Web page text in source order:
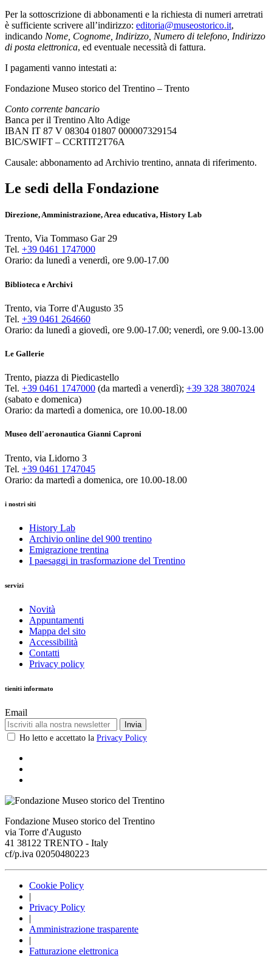
Per la sottoscrizione di abbonamenti e la richiesta di numeri arretrati
è sufficiente scrivere all’indirizzo: editoria@museostorico.it,
indicando Nome, Cognome, Indirizzo, Numero di telefono, Indirizzo
di posta elettronica, ed eventuale necessità di fattura.
I pagamenti vanno intestati a:
Fondazione Museo storico del Trentino – Trento
Conto corrente bancario
Banca per il Trentino Alto Adige
IBAN IT 87 V 08304 01807 000007329154
BIC/SWIFT – CCRTIT2T76A
Causale: abbonamento ad Archivio trentino, annata di riferimento.
Le sedi della Fondazione
Direzione, Amministrazione, Area educativa, History Lab
Trento, Via Tommaso Gar 29
Tel. +39 0461 1747000
Orario: da lunedì a venerdì, ore 9.00-17.00
Biblioteca e Archivi
Trento, via Torre d'Augusto 35
Tel. +39 0461 264660
Orario: da lunedì a giovedì, ore 9.00-17.00; venerdì, ore 9.00-13.00
Le Gallerie
Trento, piazza di Piedicastello
Tel. +39 0461 1747000 (da martedì a venerdì); +39 328 3807024
(sabato e domenica)
Orario: da martedì a domenica, ore 10.00-18.00
Museo dell'aeronautica Gianni Caproni
Trento, via Lidorno 3
Tel. +39 0461 1747045
Orario: da martedì a domenica, ore 10.00-18.00
i nostri siti
History Lab
Archivio online del 900 trentino
Emigrazione trentina
I paesaggi in trasformazione del Trentino
servizi
Novità
Appuntamenti
Mappa del sito
Accessibilità
Contatti
Privacy policy
tieniti informato
Email
Invia
Ho letto e accettato la Privacy Policy
Fondazione Museo storico del Trentino
via Torre d'Augusto
41 38122 TRENTO - Italy
cf/p.iva 02050480223
Cookie Policy
|
Privacy Policy
|
Amministrazione trasparente
|
Fatturazione elettronica